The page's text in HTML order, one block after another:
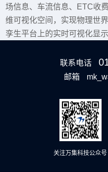
场信息、车流信息、ETC收
维可视化空间，实现物理世
孪生平台上的实时可视化显示
联系电话
邮箱
关注万集科技公众号